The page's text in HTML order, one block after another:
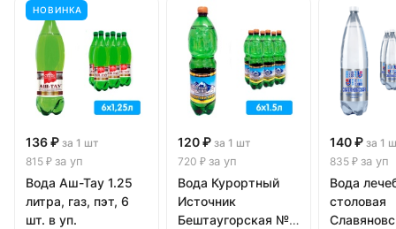
НОВИНКА
136 ₽ за 1 шт
815 ₽ за уп
Вода Аш-Тау 1.25
литра, газ, пэт, 6
шт. в уп.
120 ₽ за 1 шт
720 ₽ за уп
Вода Курортный
Источник
Бештаугорская №2
140 ₽ за 1
835 ₽ за уп
Вода
столовая